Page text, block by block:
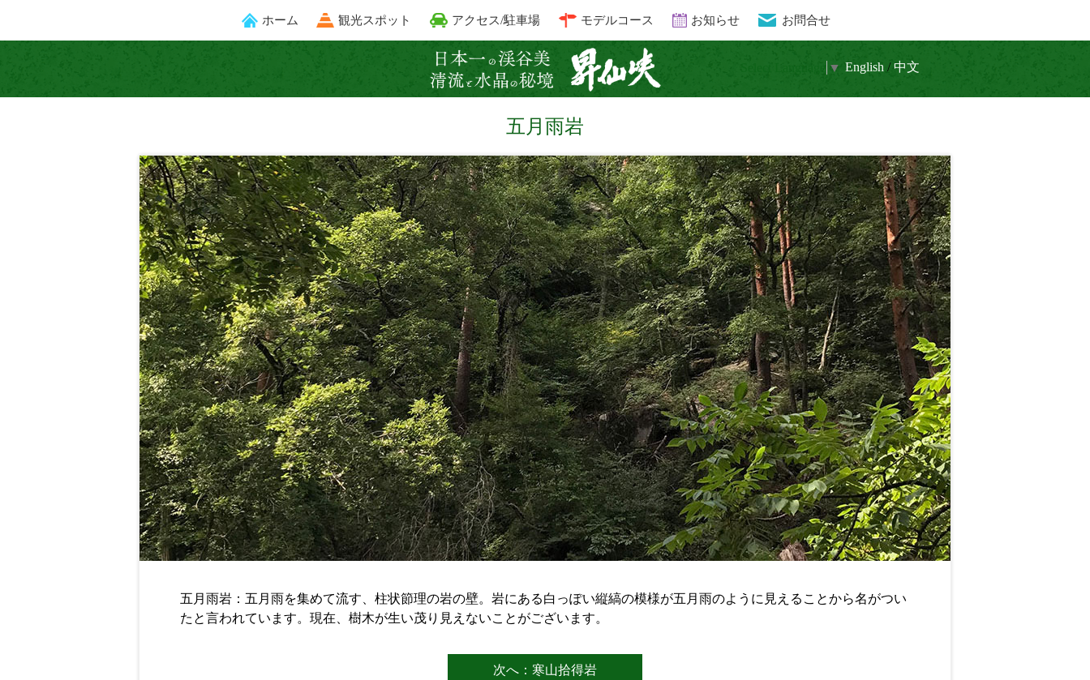
ホーム 観光スポット アクセス/駐車場 モデルコース お知らせ お問合せ
▼ English /中文
五月雨岩
五月雨岩：五月雨を集めて流す、柱状節理の岩の壁。岩にある白っぽい縦縞の模様が五月雨のように見えることから名がつい
たと言われています。現在、樹木が生い茂り見えないことがございます。
次へ：寒山拾得岩